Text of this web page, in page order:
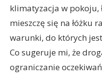
klimatyzacja w pokoju,
mieszczę się na łóżku
warunki, do których
Co sugeruje mi, że
ograniczanie